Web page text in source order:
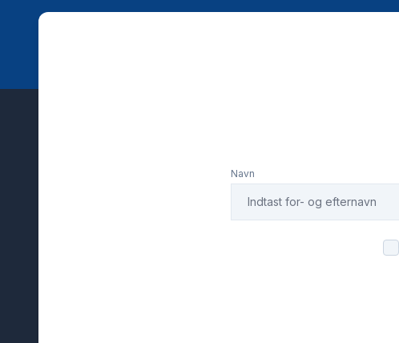
Navn